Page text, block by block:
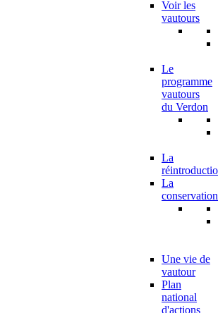
Voir les
vautours
Le
programme
vautours
du Verdon
La
La
conservation
Une vie de
vautour
Plan
national
d'actions